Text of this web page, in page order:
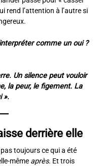
rend l’attention à l’autre si
comme un oui ?
Un silence peut vouloir
la peur, le figement. La
».
derrière elle
toujours ce qui a été
même après. Et trois